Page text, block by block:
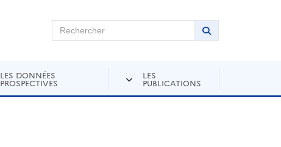
Rechercher sur Andra Inventaire Rechercher
Lancer la
LES DONNÉES
PROSPECTIVES
LES
PUBLICATIONS